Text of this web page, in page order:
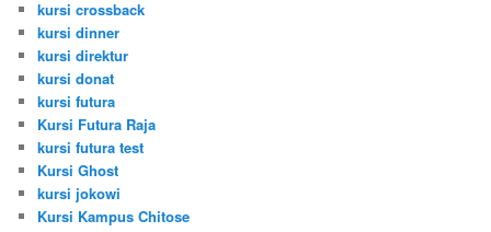
kursi crossback
kursi dinner
kursi direktur
kursi donat
kursi futura
Kursi Futura Raja
kursi futura test
Kursi Ghost
kursi jokowi
Kursi Kampus Chitose